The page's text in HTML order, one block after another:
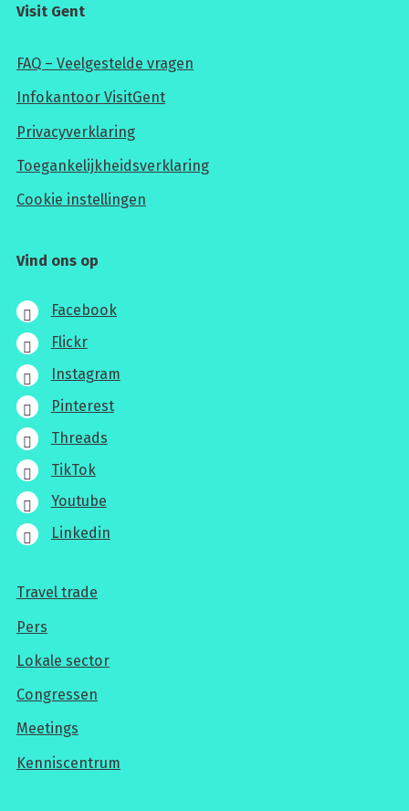
Visit Gent
FAQ – Veelgestelde vragen
Infokantoor VisitGent
Privacyverklaring
Toegankelijkheidsverklaring
Cookie instellingen
Vind ons op
Facebook
Flickr
Instagram
Pinterest
Threads
TikTok
Youtube
Linkedin
Voor
professionals
Travel trade
Pers
Lokale sector
Congressen
Meetings
Kenniscentrum